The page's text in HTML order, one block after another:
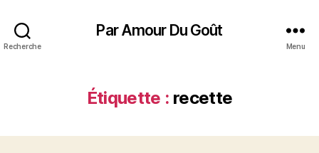
Recherche
Par Amour Du Goût
Menu
Étiquette : recette